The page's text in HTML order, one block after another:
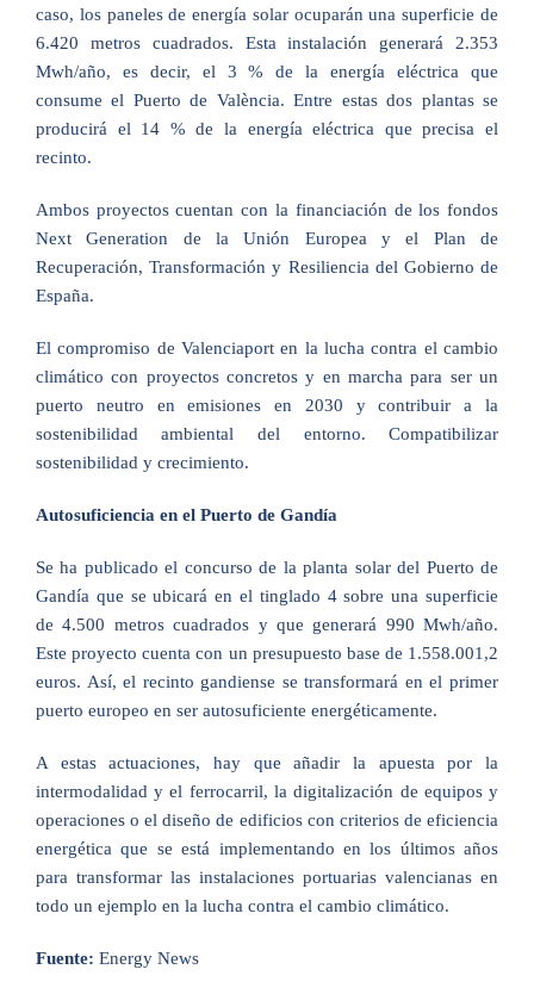
caso, los paneles de energía solar ocuparán una superficie de
6.420 metros cuadrados. Esta instalación generará 2.353
Mwh/año, es decir, el 3 % de la energía eléctrica que
consume el Puerto de València. Entre estas dos plantas se
producirá el 14 % de la energía eléctrica que precisa el
recinto.
Ambos proyectos cuentan con la financiación de los fondos
Next Generation de la Unión Europea y el Plan de
Recuperación, Transformación y Resiliencia del Gobierno de
España.
El compromiso de Valenciaport en la lucha contra el cambio
climático con proyectos concretos y en marcha para ser un
puerto neutro en emisiones en 2030 y contribuir a la
sostenibilidad ambiental del entorno. Compatibilizar
sostenibilidad y crecimiento.
Autosuficiencia en el Puerto de Gandía
Se ha publicado el concurso de la planta solar del Puerto de
Gandía que se ubicará en el tinglado 4 sobre una superficie
de 4.500 metros cuadrados y que generará 990 Mwh/año.
Este proyecto cuenta con un presupuesto base de 1.558.001,2
euros. Así, el recinto gandiense se transformará en el primer
puerto europeo en ser autosuficiente energéticamente.
A estas actuaciones, hay que añadir la apuesta por la
intermodalidad y el ferrocarril, la digitalización de equipos y
operaciones o el diseño de edificios con criterios de eficiencia
energética que se está implementando en los últimos años
para transformar las instalaciones portuarias valencianas en
todo un ejemplo en la lucha contra el cambio climático.
Fuente: Energy News